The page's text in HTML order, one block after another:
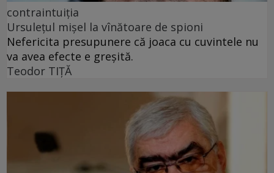
contraintuiția
Ursulețul mișel la vînătoare de spioni
Nefericita presupunere că joaca cu cuvintele nu
va avea efecte e greșită.
Teodor TIŢĂ